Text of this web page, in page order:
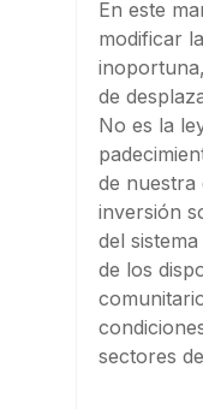
En este
modificar
de
No es la
de nuestra
inversión
del
de los
sectores